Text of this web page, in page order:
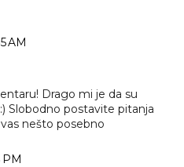
AM
Drago mi je da su
Slobodno postavite pitanja
nešto posebno
PM